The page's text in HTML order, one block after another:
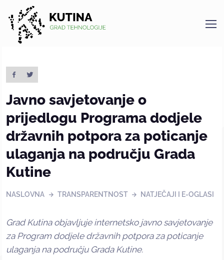
Kutina
Javno savjetovanje o
prijedlogu Programa dodjele
državnih potpora za poticanje
ulaganja na području Grada
Kutine
NASLOVNA TRANSPARENTNOST NATJEČAJI I E-OGLASI
Grad Kutina objavljuje internetsko javno savjetovanje
za Program dodjele državnih potpora za poticanje
ulaganja na području Grada Kutine.